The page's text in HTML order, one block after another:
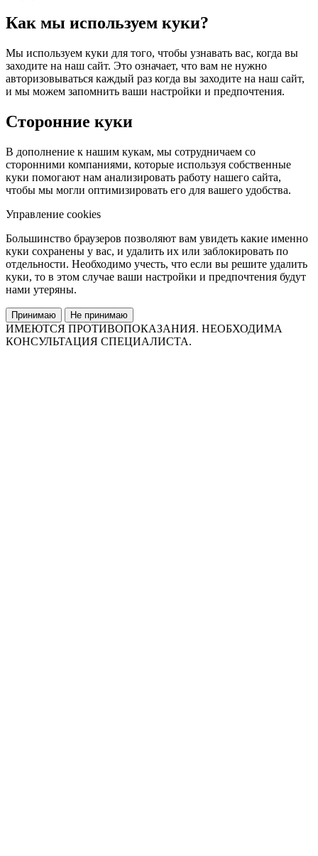
Как мы используем куки?
Мы используем куки для того, чтобы узнавать вас, когда вы
заходите на наш сайт. Это означает, что вам не нужно
авторизовываться каждый раз когда вы заходите на наш сайт,
и мы можем запомнить ваши настройки и предпочтения.
Сторонние куки
В дополнение к нашим кукам, мы сотрудничаем со
сторонними компаниями, которые используя собственные
куки помогают нам анализировать работу нашего сайта,
чтобы мы могли оптимизировать его для вашего удобства.
Управление cookies
Большинство браузеров позволяют вам увидеть какие именно
куки сохранены у вас, и удалить их или заблокировать по
отдельности. Необходимо учесть, что если вы решите удалить
куки, то в этом случае ваши настройки и предпочтения будут
нами утеряны.
Принимаю Не принимаю
ИМЕЮТСЯ ПРОТИВОПОКАЗАНИЯ. НЕОБХОДИМА
КОНСУЛЬТАЦИЯ СПЕЦИАЛИСТА.